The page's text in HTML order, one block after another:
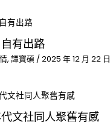
有出路
, 譚寶碩 / 2025 年 12 月 22 日
文社同人聚舊有感